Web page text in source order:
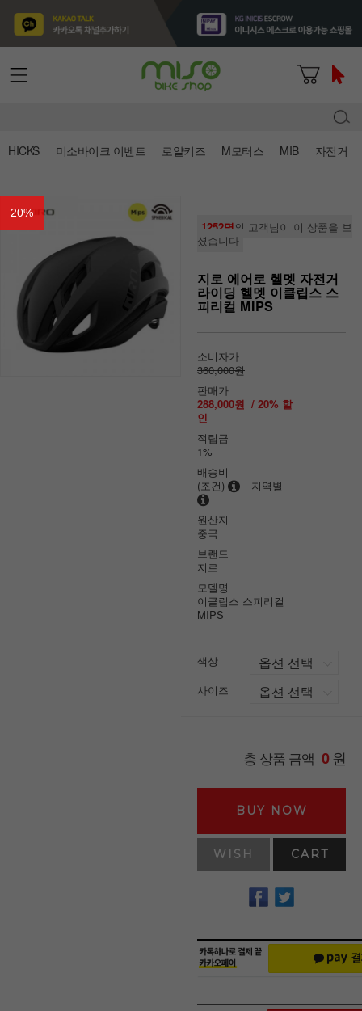
HICKS 미소바이크 이벤트 로얄키즈 M모터스 MIB 자전거
20%
1252명의 고객님이 이 상품을 보
셨습니다
지로 에어로 헬멧 자전거
라이딩 헬멧 이클립스 스
피리컬 MIPS
소비자가
360,000원
판매가
288,000원 / 20% 할
인
적립금
1%
배송비
(조건)
지역별
원산지
중국
브랜드
지로
모델명
이클립스 스피리컬
MIPS
색상
사이즈
총 상품 금액 0원
BUY NOW
WISH CART